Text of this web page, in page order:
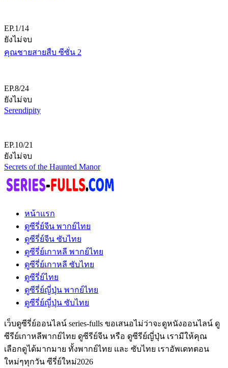
EP.1/14
ยังไม่จบ
คุณชายสายสืบ ซีซั่น 2
EP.8/24
ยังไม่จบ
Serendipity
EP.10/21
ยังไม่จบ
Secrets of the Haunted Manor
หน้าแรก
ดูซีรี่ย์จีน พากย์ไทย
ดูซีรี่ย์จีน ซับไทย
ดูซีรี่ย์เกาหลี พากย์ไทย
ดูซีรี่ย์เกาหลี ซับไทย
ดูซีรี่ย์ไทย
ดูซีรี่ย์ญี่ปุ่น พากย์ไทย
ดูซีรี่ย์ญี่ปุ่น ซับไทย
เว็บดูซีรี่ย์ออนไลน์ series-fulls ขอเสนอไม่ว่าจะดูหนังออนไลน์ ดู
ซีรีย์เกาหลีพากย์ไทย ดูซีรีย์จีน หรือ ดูซีรีย์ญี่ปุ่น เรามีให้คุณ
เลือกดูได้มากมาย ทั้งพากย์ไทย และ ซับไทย เราอัพเดทตอน
ใหม่ๆทุกวัน ซีรี่ย์ใหม่2026